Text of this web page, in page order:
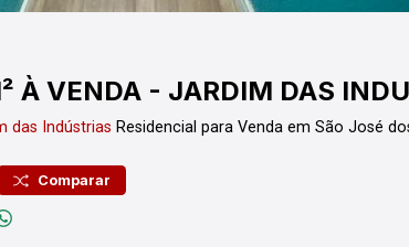
À VENDA - JARDIM DAS
das Indústrias Residencial para Venda em São José
Comparar